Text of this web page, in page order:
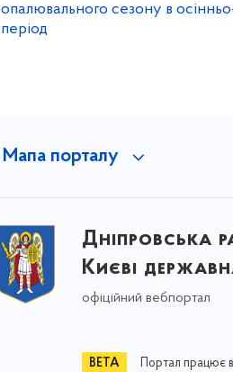
опалювального сезону в
період
Мапа порталу
Дніпровська
Києві
офіційний вебпортал
Портал працює